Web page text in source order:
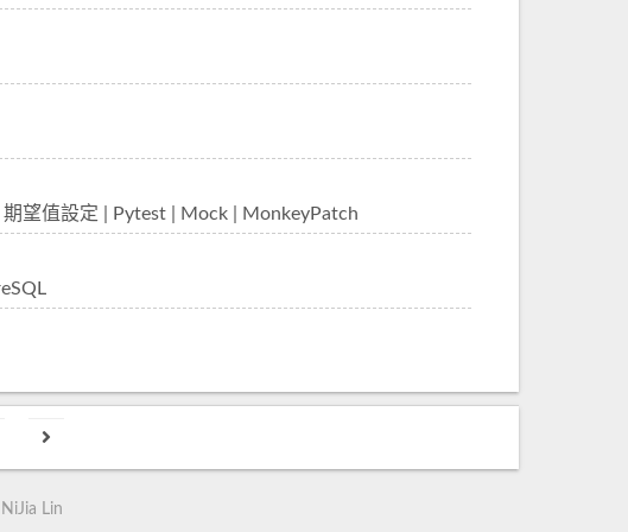
望值設定 | Pytest | Mock | MonkeyPatch
NiJia Lin